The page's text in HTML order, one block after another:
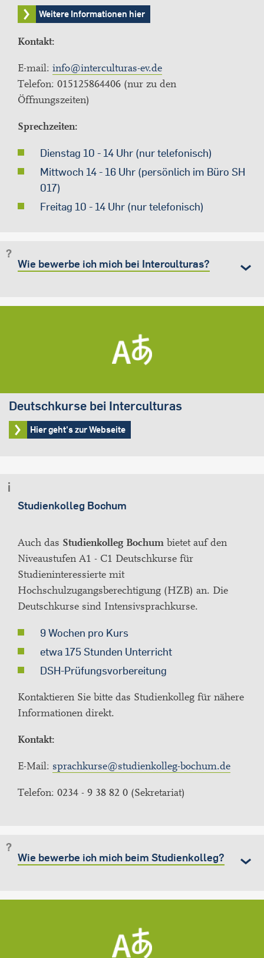
Weitere Informationen hier
Kontakt:
E-mail: info@interculturas-ev.de
Telefon: 015125864406 (nur zu den
Öffnungszeiten)
Sprechzeiten:
Dienstag 10 - 14 Uhr (nur telefonisch)
Mittwoch 14 - 16 Uhr (persönlich im Büro SH
017)
Freitag 10 - 14 Uhr (nur telefonisch)
Wie bewerbe ich mich bei Interculturas?
Deutschkurse bei Interculturas
Hier geht's zur Webseite
Studienkolleg Bochum
Auch das Studienkolleg Bochum bietet auf den
Niveaustufen A1 - C1 Deutschkurse für
Studieninteressierte mit
Hochschulzugangsberechtigung (HZB) an. Die
Deutschkurse sind Intensivsprachkurse.
9 Wochen pro Kurs
etwa 175 Stunden Unterricht
DSH-Prüfungsvorbereitung
Kontaktieren Sie bitte das Studienkolleg für nähere
Informationen direkt.
Kontakt:
E-Mail: sprachkurse@studienkolleg-bochum.de
Telefon: 0234 - 9 38 82 0 (Sekretariat)
Wie bewerbe ich mich beim Studienkolleg?